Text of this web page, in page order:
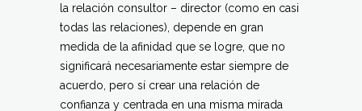
la relación consultor – director (como en casi
todas las relaciones), depende en gran
medida de la afinidad que se logre, que no
significará necesariamente estar siempre de
acuerdo, pero sí crear una relación de
confianza y centrada en una misma mirada